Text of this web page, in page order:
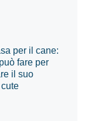
per il cane:
fare per
il suo